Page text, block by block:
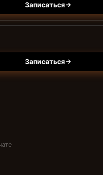
Записаться
Записаться